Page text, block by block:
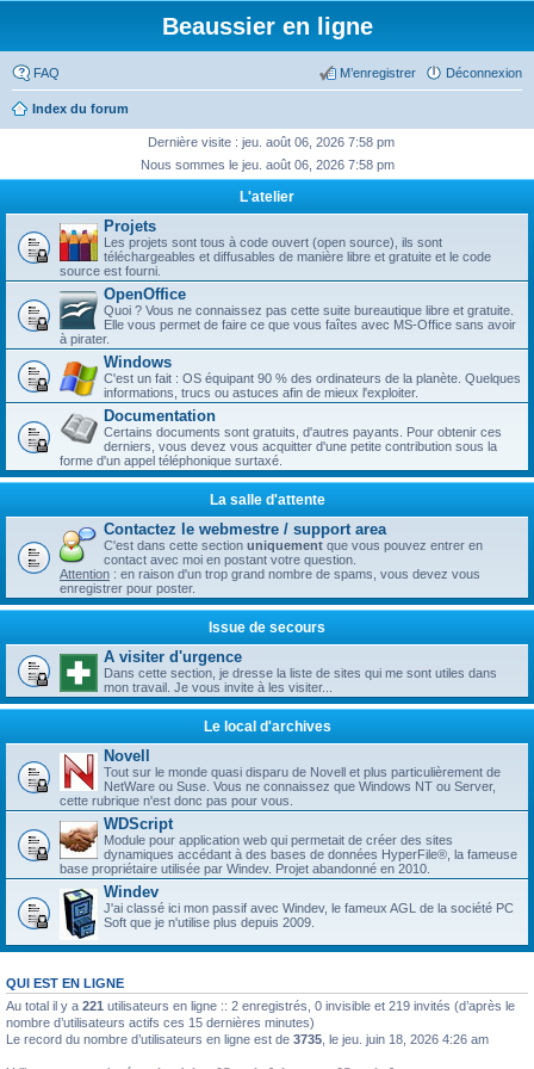
Beaussier en ligne
FAQ Déconnexion
M’enregistrer
Index du forum
Dernière visite : jeu. août 06, 2026 7:58 pm
Nous sommes le jeu. août 06, 2026 7:58 pm
L'atelier
Projets
Les projets sont tous à code ouvert (open source), ils sont
téléchargeables et diffusables de manière libre et gratuite et le code
source est fourni.
OpenOffice
Quoi ? Vous ne connaissez pas cette suite bureautique libre et gratuite.
Elle vous permet de faire ce que vous faîtes avec MS-Office sans avoir
à pirater.
Windows
C'est un fait : OS équipant 90 % des ordinateurs de la planète. Quelques
informations, trucs ou astuces afin de mieux l'exploiter.
Documentation
Certains documents sont gratuits, d'autres payants. Pour obtenir ces
derniers, vous devez vous acquitter d'une petite contribution sous la
forme d'un appel téléphonique surtaxé.
La salle d'attente
Contactez le webmestre / support area
C'est dans cette section uniquement que vous pouvez entrer en
contact avec moi en postant votre question.
Attention : en raison d'un trop grand nombre de spams, vous devez vous
enregistrer pour poster.
Issue de secours
A visiter d'urgence
Dans cette section, je dresse la liste de sites qui me sont utiles dans
mon travail. Je vous invite à les visiter...
Le local d'archives
Novell
Tout sur le monde quasi disparu de Novell et plus particulièrement de
NetWare ou Suse. Vous ne connaissez que Windows NT ou Server,
cette rubrique n'est donc pas pour vous.
WDScript
Module pour application web qui permetait de créer des sites
dynamiques accédant à des bases de données HyperFile®, la fameuse
base propriétaire utilisée par Windev. Projet abandonné en 2010.
Windev
J'ai classé ici mon passif avec Windev, le fameux AGL de la société PC
Soft que je n'utilise plus depuis 2009.
QUI EST EN LIGNE
Au total il y a 221 utilisateurs en ligne :: 2 enregistrés, 0 invisible et 219 invités (d’après le
nombre d’utilisateurs actifs ces 15 dernières minutes)
Le record du nombre d’utilisateurs en ligne est de 3735 , le jeu. juin 18, 2026 4:26 am